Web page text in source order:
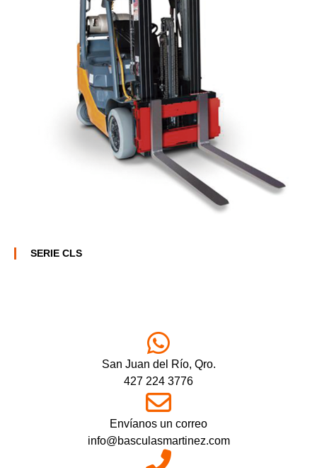
SERIE CLS
San Juan del Río, Qro.
427 224 3776
Envíanos un correo
info@basculasmartinez.com